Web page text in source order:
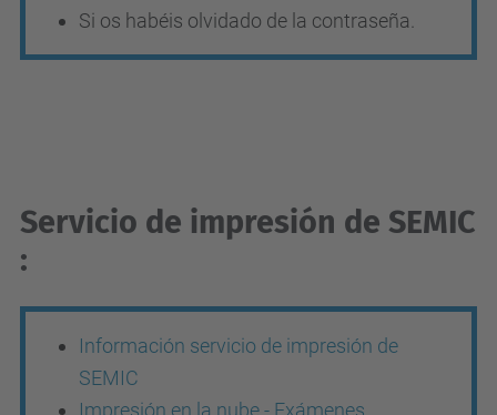
Si os habéis olvidado de la contraseña.
Servicio de impresión de SEMIC
:
Información servicio de impresión de
SEMIC
Impresión en la nube - Exámenes